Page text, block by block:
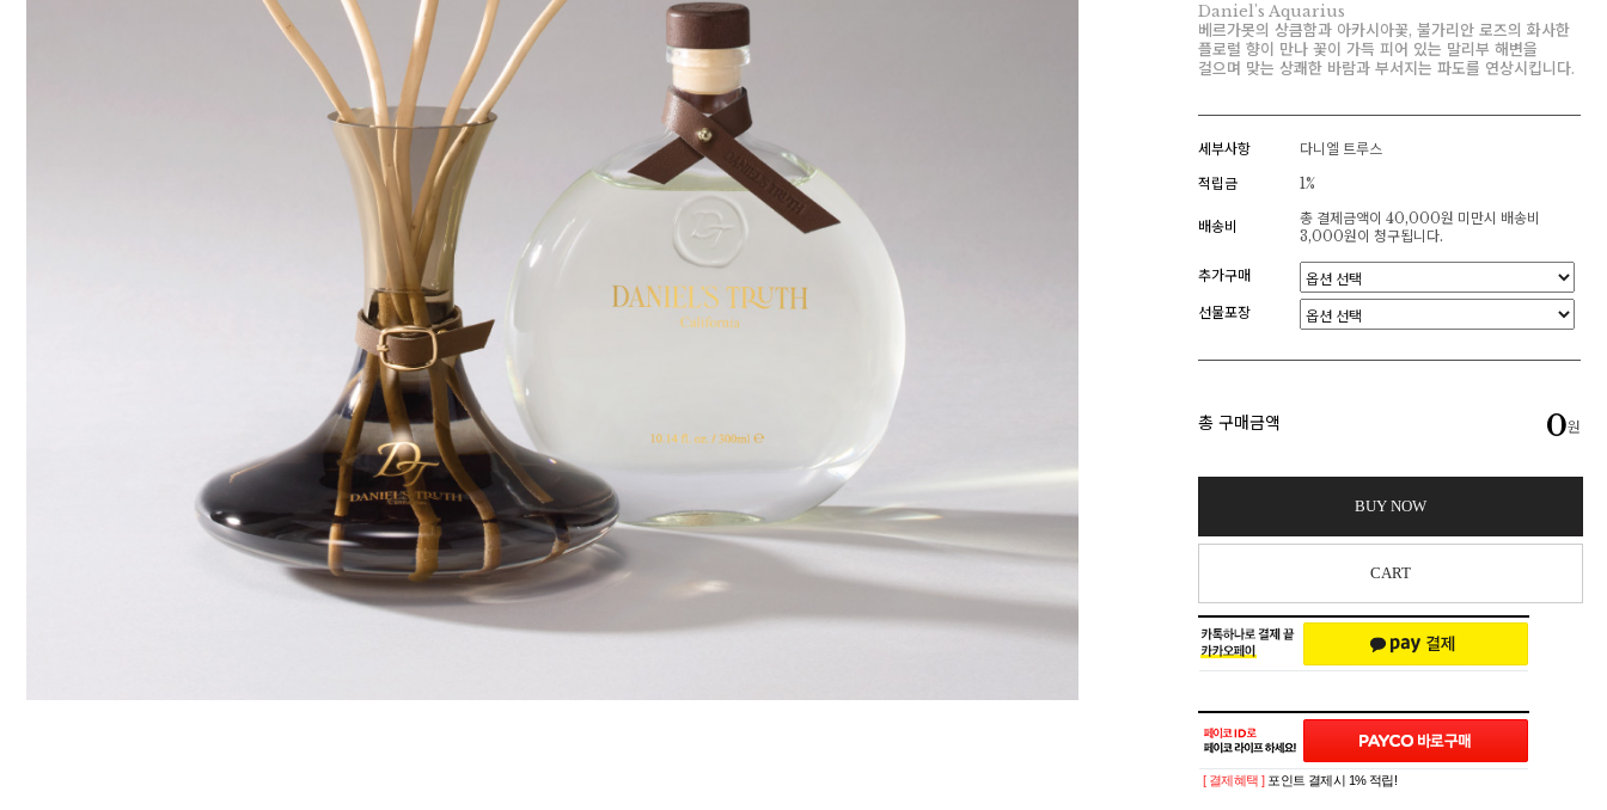
Daniel's Aquarius
베르가못의 상큼함과 아카시아꽃, 불가리안 로즈의 화사한
플로럴 향이 만나 꽃이 가득 피어 있는 말리부 해변을
걸으며 맞는 상쾌한 바람과 부서지는 파도를 연상시킵니다.
세부사항
다니엘 트루스
적립금
1%
배송비
총 결제금액이 40,000원 미만시 배송비
3,000원이 청구됩니다.
추가구매
선물포장
총 구매금액 0원
BUY NOW
CART
[ 결제혜택 ] 포인트 결제시 1% 적립!